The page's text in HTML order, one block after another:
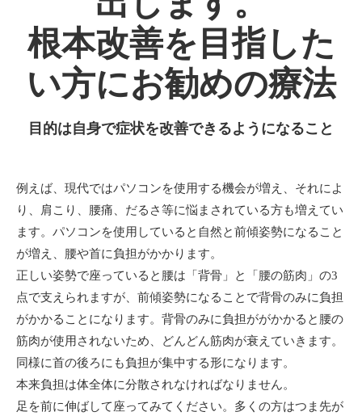
根本改善を目指した
い方にお勧めの療法
目的は自身で症状を改善できるようになること
例えば、現代ではパソコンを使用する機会が増え、それによ
り、肩こり、腰痛、だるさ等に悩まされている方も増えてい
ます。パソコンを使用していると自然と前傾姿勢になること
が増え、腰や首に負担がかかります。
正しい姿勢で座っていると腰は「背骨」と「腰の筋肉」の3
点で支えられますが、前傾姿勢になることで背骨のみに負担
がかかることになります。背骨のみに負担ががかかると腰の
筋肉が使用されないため、どんどん筋肉が衰えていきます。
同様に首の後ろにも負担が集中する形になります。
本来負担は体全体に分散されなければなりません。
足を前に伸ばして座ってみてください。多くの方はつま先が